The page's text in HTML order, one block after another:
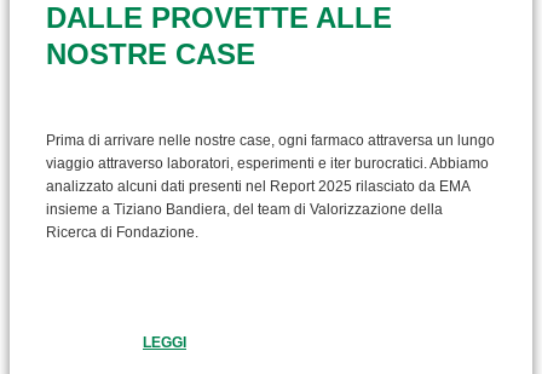
DALLE PROVETTE ALLE
NOSTRE CASE
Prima di arrivare nelle nostre case, ogni farmaco attraversa un lungo
viaggio attraverso laboratori, esperimenti e iter burocratici. Abbiamo
analizzato alcuni dati presenti nel Report 2025 rilasciato da EMA
insieme a Tiziano Bandiera, del team di Valorizzazione della
Ricerca di Fondazione.
LEGGI